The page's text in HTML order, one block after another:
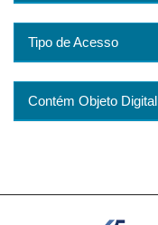
Tipo de Acesso
Contém Objeto Digital